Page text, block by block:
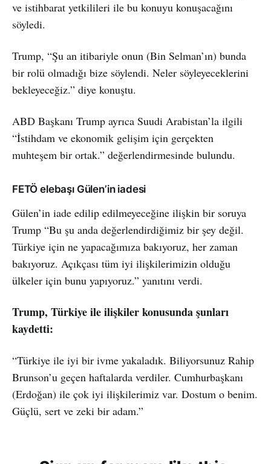
ve istihbarat yetkilileri ile bu konuyu konuşacağını
söyledi.
Trump, “Şu an itibariyle onun (Bin Selman’ın) bunda
bir rolü olmadığı bize söylendi. Neler söyleyeceklerini
bekleyeceğiz.” diye konuştu.
ABD Başkanı Trump ayrıca Suudi Arabistan’la ilgili
“İstihdam ve ekonomik gelişim için gerçekten
muhteşem bir ortak.” değerlendirmesinde bulundu.
FETÖ elebaşı Gülen’in iadesi
Gülen’in iade edilip edilmeyeceğine ilişkin bir soruya
Trump “Bu şu anda değerlendirdiğimiz bir şey değil.
Türkiye için ne yapacağımıza bakıyoruz, her zaman
bakıyoruz. Açıkçası tüm iyi ilişkilerimizin olduğu
ülkeler için bunu yapıyoruz.” yanıtını verdi.
Trump, Türkiye ile ilişkiler konusunda şunları
kaydetti:
“Türkiye ile iyi bir ivme yakaladık. Biliyorsunuz Rahip
Brunson’u geçen haftalarda verdiler. Cumhurbaşkanı
(Erdoğan) ile çok iyi ilişkilerimiz var. Dostum o benim.
Güçlü, sert ve zeki bir adam.”